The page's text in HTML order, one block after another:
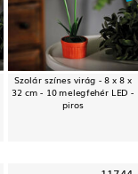
Szolár színes virág - 8 x 8 x
32 cm - 10 melegfehér LED -
piros